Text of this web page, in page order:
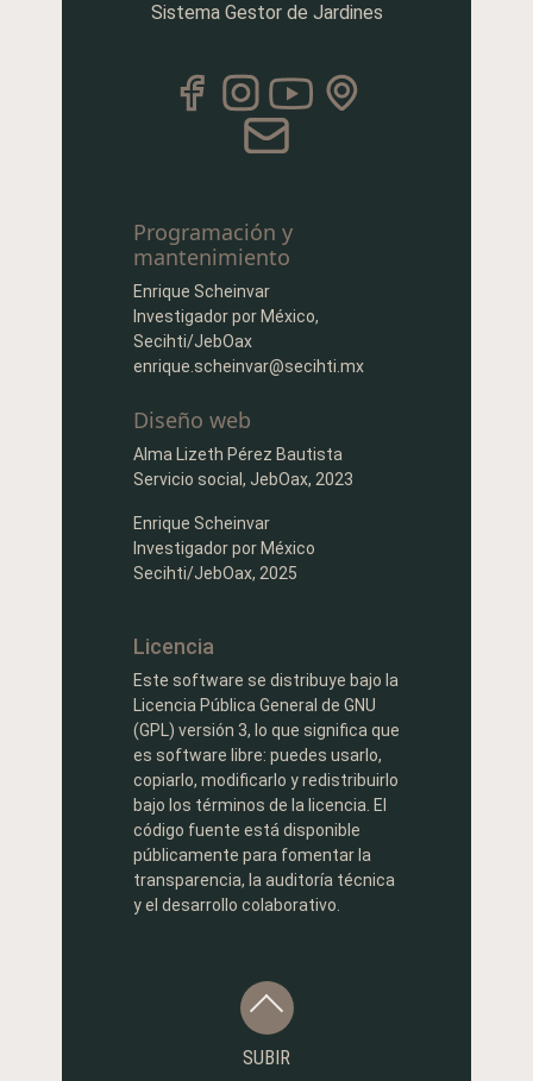
Sistema Gestor de Jardines
Programación y
mantenimiento
Enrique Scheinvar
Investigador por México,
Secihti/JebOax
enrique.scheinvar@secihti.mx
Diseño web
Alma Lizeth Pérez Bautista
Servicio social, JebOax, 2023
Enrique Scheinvar
Investigador por México
Secihti/JebOax, 2025
Licencia
Este software se distribuye bajo la
Licencia Pública General de GNU
(GPL) versión 3, lo que significa que
es software libre: puedes usarlo,
copiarlo, modificarlo y redistribuirlo
bajo los términos de la licencia. El
código fuente está disponible
públicamente para fomentar la
transparencia, la auditoría técnica
y el desarrollo colaborativo.
SUBIR